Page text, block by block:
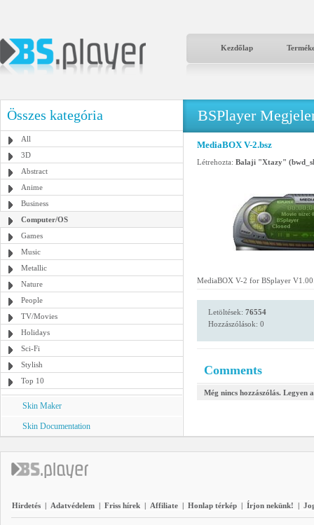
Kezdőlap
Összes kategória
All
3D
Abstract
Anime
Business
Computer/OS
Games
Music
Metallic
Nature
People
TV/Movies
Holidays
Sci-Fi
Stylish
Top 10
Skin Maker
Skin Documentation
BSPlayer
MediaBOX V-2.bsz
Létrehozta: Balaji "Xtazy"
MediaBOX V-2 for BSplayer
Letöltések: 76554
Hozzászólások: 0
Comments
Még nincs hozzászólás. Legyen
Hirdetés | Adatvédelem | Friss hírek | Affiliate | Honlap térkép | Írjon nekünk! |